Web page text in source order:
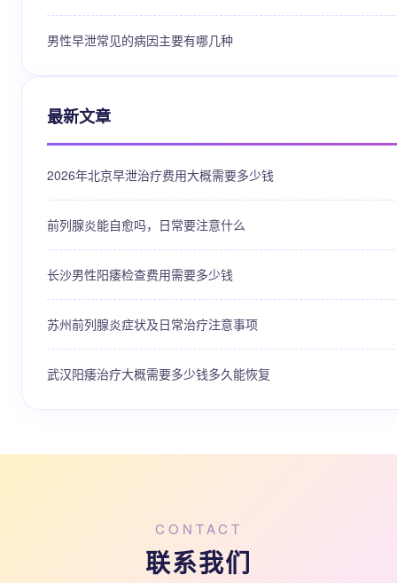
男性早泄常见的病因主要有哪几种
最新文章
2026年北京早泄治疗费用大概需要多少钱
前列腺炎能自愈吗，日常要注意什么
长沙男性阳痿检查费用需要多少钱
苏州前列腺炎症状及日常治疗注意事项
武汉阳痿治疗大概需要多少钱多久能恢复
CONTACT
联系我们